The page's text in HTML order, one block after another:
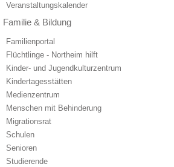
Veranstaltungskalender
Familie & Bildung
Familienportal
Flüchtlinge - Northeim hilft
Kinder- und Jugendkulturzentrum
Kindertagesstätten
Medienzentrum
Menschen mit Behinderung
Migrationsrat
Schulen
Senioren
Studierende